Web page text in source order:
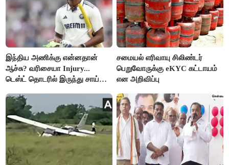
இந்திய அணிக்கு என்னதான்
ஆச்சு? வரிசையா Injury...
டெஸ்ட் தொடரில் இருந்து சாய்
சமையல் எரிவாயு சிலிண்டர்
பெறுவோருக்கு eKYC கட்டாயம்
என அறிவிப்பு